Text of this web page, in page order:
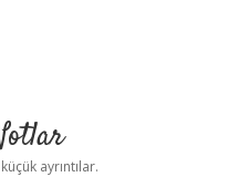
ayrıntılar.